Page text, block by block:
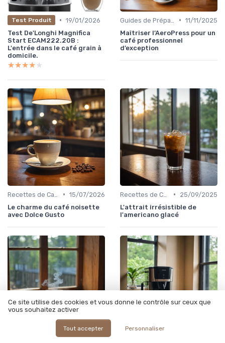
Test Produit • 19/01/2026
Test De'Longhi Magnifica
Start ECAM222.20B :
L'entrée dans le café grain à
domicile.
★★★★★
★★★★★
• 11/11/2025
Maîtriser l’AeroPress pour un
café professionnel
d’exception
• 15/07/2026
Le charme du café noisette
avec Dolce Gusto
•
25/09/2025
L'attrait irrésistible de
l'americano glacé
Ce site utilise des cookies et vous donne le contrôle sur ceux que
vous souhaitez activer
Tout accepter Personnaliser